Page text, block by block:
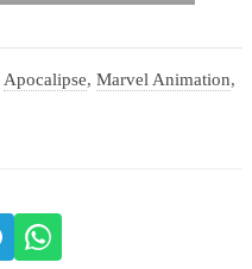
Apocalipse,Marvel Animation,